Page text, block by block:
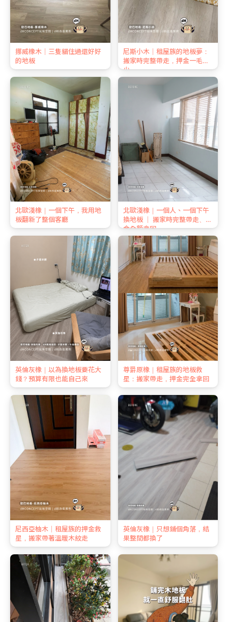
挪威橡木｜三隻貓住過還好好
的地板
尼斯小木｜租屋族的地板夢：
搬家時完整帶走，押金一毛不
少
北歐淺橡｜一個下午，我用地
板翻新了整個客廳
北歐淺橡｜一個人、一個下午
換地板 ｜ 搬家時完整帶走、押
金全額拿回
英倫灰橡｜以為換地板要花大
錢？預算有限也能自己來
尊爵原橡｜租屋族的地板救
星：搬家帶走，押金完全拿回
尼西亞柚木｜租屋族的押金救
星，搬家帶著溫暖木紋走
英倫灰橡｜只想鋪個角落，結
果整間都換了